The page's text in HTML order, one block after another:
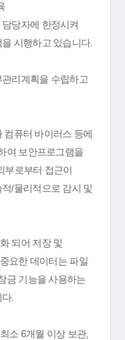
당자에 한정시켜
시행하고 있습니다.
리계획을 수립하고
컴퓨터 바이러스 등에
여 보안프로그램을
부로부터 접근이
/물리적으로 감시 및
되어 저장 및
요한 데이터는 파일
금 기능을 사용하는
.
소 6개월 이상 보관,